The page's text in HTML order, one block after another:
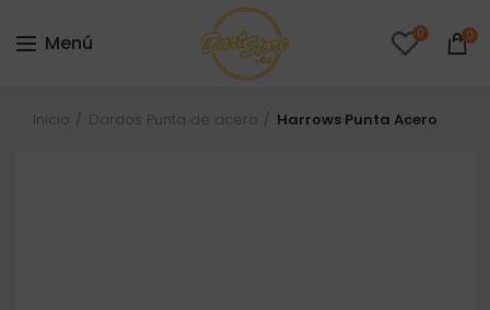
Menú 0 0
Inicio Dardos Punta de acero Harrows Punta Acero